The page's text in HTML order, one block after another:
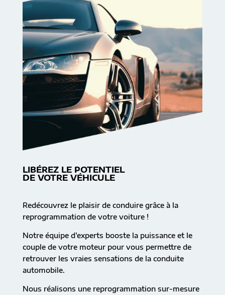
LIBÉREZ LE POTENTIEL
DE VOTRE VÉHICULE
Redécouvrez le plaisir de conduire grâce à la
reprogrammation de votre voiture !
Notre équipe d’experts booste la puissance et le
couple de votre moteur pour vous permettre de
retrouver les vraies sensations de la conduite
automobile.
Nous réalisons une reprogrammation sur-mesure